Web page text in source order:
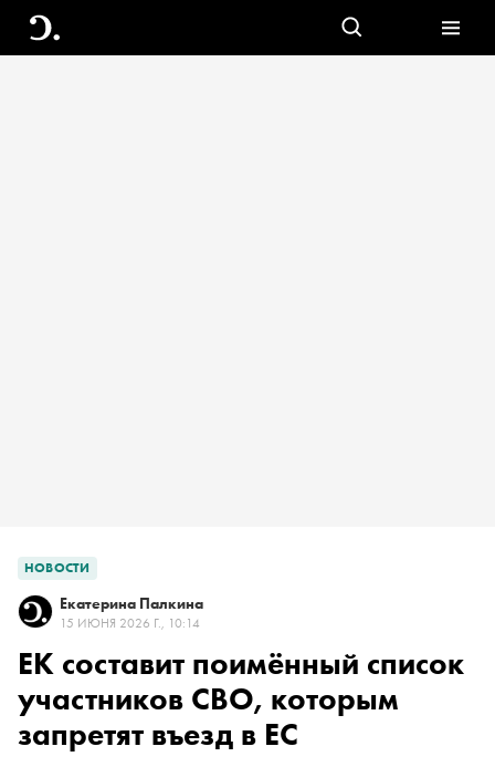
НОВОСТИ
Екатерина Палкина
15 ИЮНЯ 2026 Г., 10:14
ЕК составит поимённый список
участников СВО, которым
запретят въезд в ЕС